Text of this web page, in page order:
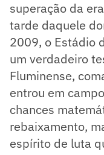
superação da
tarde daquele
2009, o Estádio
um verdadeiro
Fluminense,
entrou em
chances
rebaixamento,
espírito de luta